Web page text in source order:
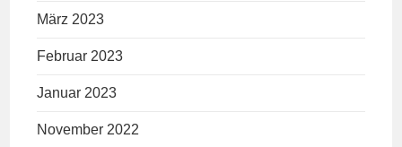
März 2023
Februar 2023
Januar 2023
November 2022